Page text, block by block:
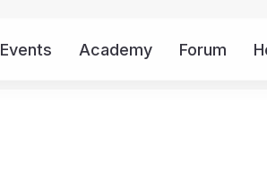
Events Academy Forum